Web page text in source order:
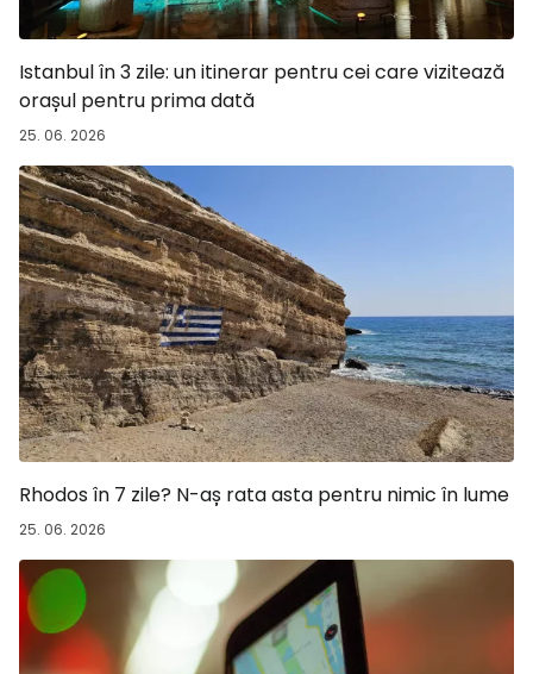
Istanbul în 3 zile: un itinerar pentru cei care vizitează
orașul pentru prima dată
25. 06. 2026
Rhodos în 7 zile? N-aș rata asta pentru nimic în lume
25. 06. 2026